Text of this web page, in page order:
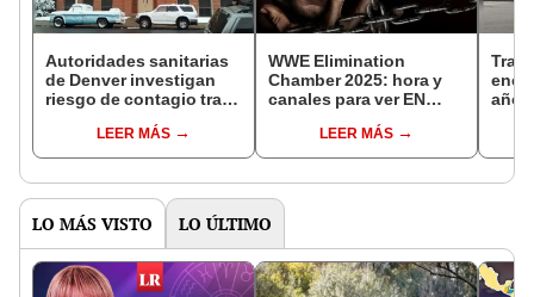
Autoridades sanitarias
de Denver investigan
riesgo de contagio tras
por meningitis
LEER MÁS
WWE Elimination
Chamber 2025: hora y
canales para ver EN
John Cena en Florida,
California y Texas
LEER MÁS
años
LO MÁS VISTO LO ÚLTIMO